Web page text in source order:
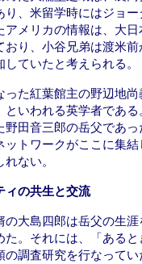
り、米留学時にはジョ
アメリカの情報は、大
おり、小谷兄弟は渡米
ていたと考えられる。
った紅葉館主の野辺地
といわれる英学者であ
野田音三郎の岳父であ
ットワークがここに集
ない。
ィの共生と交流
の大島四郎は岳父の生
た。それには、「ある
の調査研究を行なって